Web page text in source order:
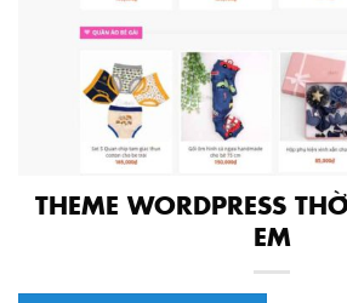
THEME WORDPRESS
EM